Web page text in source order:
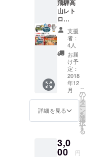
はさまざま
な体験もで
きます。リ
アルに再現
された昭和
の街並みを
歩いて体験
できる昭和
歴史博物
館。昭和20
年代から50
ての、アニ
飛騨高
山レト
ロ
ミュー
ジアム
無料招
待券1枚
をお礼
として
リター
ンいた
しま
す。 招
待券に
期限は
ござい
ん。
支援
者：
4人
お届
け予
定：
2018
年12
月
詳細を見る
こ
の
リ
タ
ー
ン
を
選
択
す
る
3,0
00 円